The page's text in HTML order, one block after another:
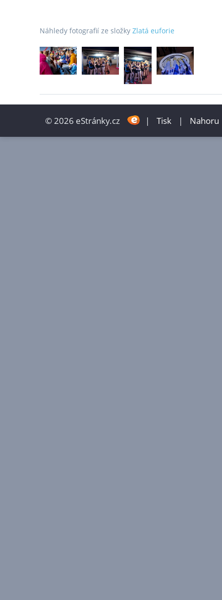
Náhledy fotografií ze složky Zlatá euforie
© 2026 eStránky.cz | Tisk | Nahoru